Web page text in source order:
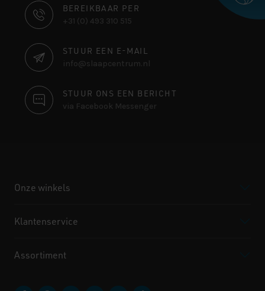
CONTACT
INFORMATIE
BEREIKBAAR PER
+31 (0) 493 310 515
STUUR EEN E-MAIL
info@slaapcentrum.nl
STUUR ONS EEN BERICHT
via Facebook Messenger
Onze winkels
Klantenservice
Assortiment